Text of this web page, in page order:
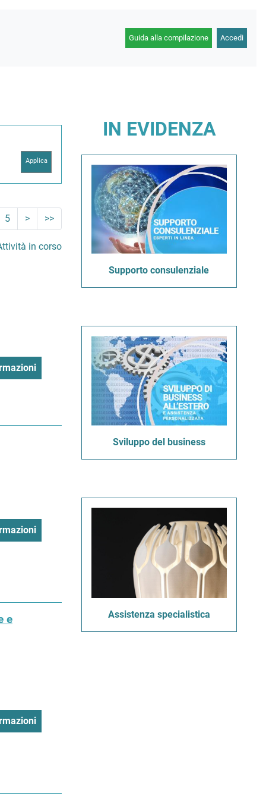
Guida alla compilazione Accedi
5 > >>
in corso
e
IN EVIDENZA
Supporto consulenziale
Sviluppo del business
Assistenza specialistica